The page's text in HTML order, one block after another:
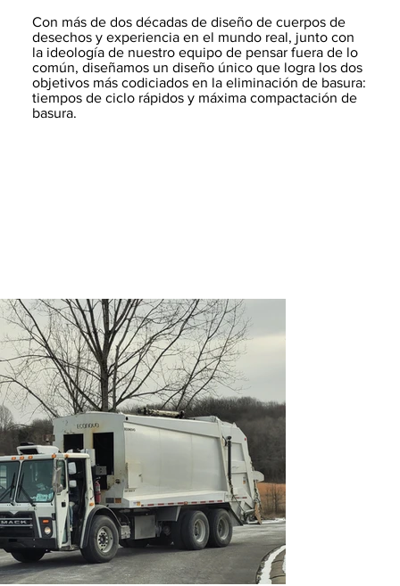
Con más de dos décadas de diseño de cuerpos de
desechos y experiencia en el mundo real, junto con
la ideología de nuestro equipo de pensar fuera de lo
común, diseñamos un diseño único que logra los dos
objetivos más codiciados en la eliminación de basura:
tiempos de ciclo rápidos y máxima compactación de
basura.